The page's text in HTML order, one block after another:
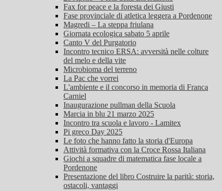
Fax for peace e la foresta dei Giusti
Fase provinciale di atletica leggera a Pordenone
Magredi – La steppa friulana
Giornata ecologica sabato 5 aprile
Canto V del Purgatorio
Incontro tecnico ERSA: avversità nelle colture
del melo e della vite
Microbioma del terreno
La Pac che vorrei
L'ambiente e il concorso in memoria di Franca
Carniel
Inaugurazione pullman della Scuola
Marcia in blu 21 marzo 2025
Incontro tra scuola e lavoro - Lamitex
Pi greco Day 2025
Le foto che hanno fatto la storia d'Europa
Attività formativa con la Croce Rossa Italiana
Giochi a squadre di matematica fase locale a
Pordenone
Presentazione del libro Costruire la parità: storia,
ostacoli, vantaggi